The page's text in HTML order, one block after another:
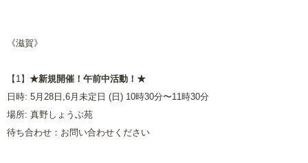
《滋賀》
【1】 ★新規開催！午前中活動！★
日時: 5月28日,6月未定日 (日) 10時30分〜11時30分
場所: 真野しょうぶ苑
待ち合わせ：お問い合わせください